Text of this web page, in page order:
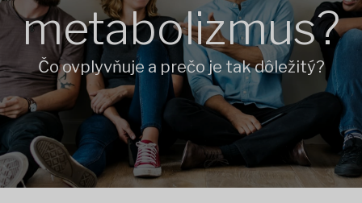
metabolizmus?
Čo ovplyvňuje a prečo je tak dôležitý?